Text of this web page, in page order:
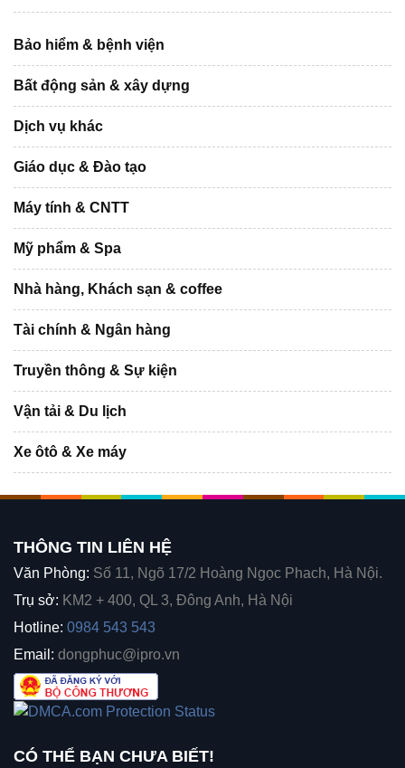
Bảo hiểm & bệnh viện
Bất động sản & xây dựng
Dịch vụ khác
Giáo dục & Đào tạo
Máy tính & CNTT
Mỹ phẩm & Spa
Nhà hàng, Khách sạn & coffee
Tài chính & Ngân hàng
Truyền thông & Sự kiện
Vận tải & Du lịch
Xe ôtô & Xe máy
THÔNG TIN LIÊN HỆ
Văn Phòng: Số 11, Ngõ 17/2 Hoàng Ngọc Phach, Hà Nội.
Trụ sở: KM2 + 400, QL 3, Đông Anh, Hà Nội
Hotline: 0984 543 543
Email: dongphuc@ipro.vn
CÓ THỂ BẠN CHƯA BIẾT!